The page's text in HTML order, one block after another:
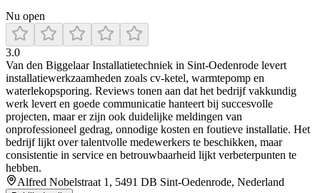
Nu open
3.0
Van den Biggelaar Installatietechniek in Sint‑Oedenrode levert
installatiewerkzaamheden zoals cv‑ketel, warmtepomp en
waterlekopsporing. Reviews tonen aan dat het bedrijf vakkundig
werk levert en goede communicatie hanteert bij succesvolle
projecten, maar er zijn ook duidelijke meldingen van
onprofessioneel gedrag, onnodige kosten en foutieve installatie. Het
bedrijf lijkt over talentvolle medewerkers te beschikken, maar
consistentie in service en betrouwbaarheid lijkt verbeterpunten te
hebben.
Alfred Nobelstraat 1, 5491 DB Sint-Oedenrode, Nederland